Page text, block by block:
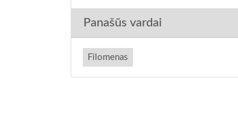
Panašūs vardai
Filomenas